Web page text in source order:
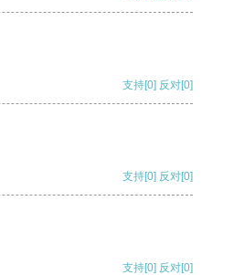
支持[0] 反对[0]
支持[0] 反对[0]
支持[0] 反对[0]